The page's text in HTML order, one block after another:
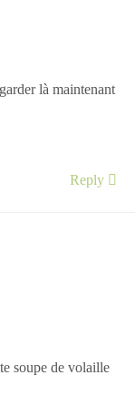
là maintenant
Reply
soupe de volaille